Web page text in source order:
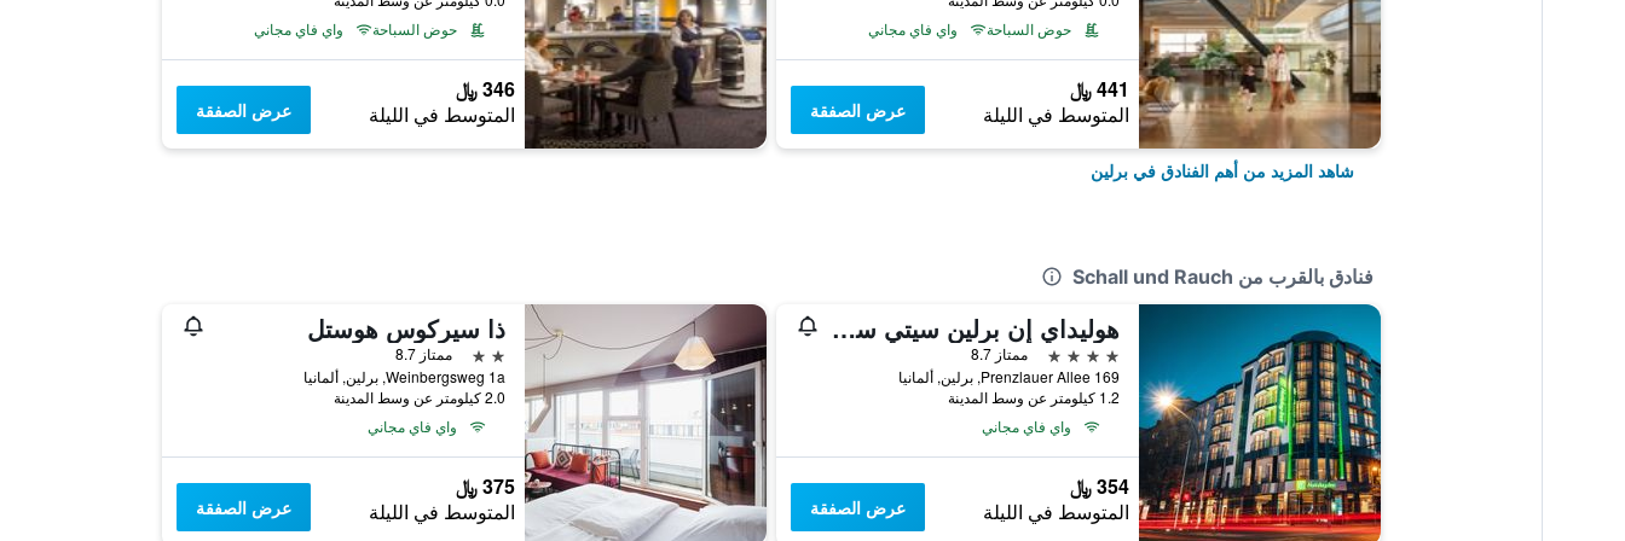
حوض السباحة
واي فاي مجاني
441 ﷼
المتوسط في الليلة عرض الصفقة
حوض السباحة
واي فاي مجاني
346 ﷼
المتوسط في الليلة عرض الصفقة
شاهد المزيد من أهم الفنادق في برلين
فنادق بالقرب من Schall und Rauch
هوليداي إن برلين سيتي سنتر إيست برينزلاوير بيرغ
4 نجوم
ممتاز 8.7
Prenzlauer Allee 169, برلين, ألمانيا
1.2 كيلومتر عن وسط المدينة
واي فاي مجاني
354 ﷼
المتوسط في الليلة عرض الصفقة
ذا سيركوس هوستل
2 نجمتين
ممتاز 8.7
Weinbergsweg 1a, برلين, ألمانيا
2.0 كيلومتر عن وسط المدينة
واي فاي مجاني
375 ﷼
المتوسط في الليلة عرض الصفقة